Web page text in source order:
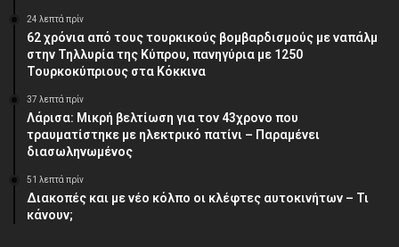
24 λεπτά πρίν
62 χρόνια από τους τουρκικούς βομβαρδισμούς με ναπάλμ
στην Τηλλυρία της Κύπρου, πανηγύρια με 1250
Τουρκοκύπριους στα Κόκκινα
37 λεπτά πρίν
Λάρισα: Μικρή βελτίωση για τον 43χρονο που
τραυματίστηκε με ηλεκτρικό πατίνι – Παραμένει
διασωληνωμένος
51 λεπτά πρίν
Διακοπές και με νέο κόλπο οι κλέφτες αυτοκινήτων – Τι
κάνουν;